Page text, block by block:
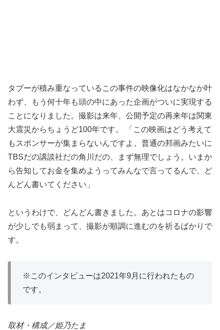
タブーが積み重なっているこの事件の映像化はなかなか叶
わず、もう何十年も頭の中にあった企画がついに実現する
ことになりました。撮影は来年、公開予定の再来年は関東
大震災からちょうど100年です。 「この映画はどう考えて
もスポンサーが集まらないんですよ。普通の邦画みたいに
TBSだの講談社だの角川だの、まず無理でしょう。いまか
ら告知してお金を集めようってみんなで言ってるんで、ど
んどん書いてください」
というわけで、どんどん書きました。あとはコロナの影響
が少しでも弱まって、撮影が順調に進むのを祈るばかりで
す。
※このインタビューは2021年9月に行われたもの
です。
取材・構成／姫乃たま